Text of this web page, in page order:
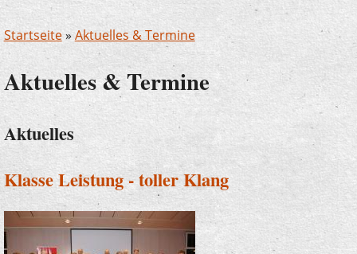
Startseite»Aktuelles & Termine
Aktuelles & Termine
Aktuelles
Klasse Leistung - toller Klang